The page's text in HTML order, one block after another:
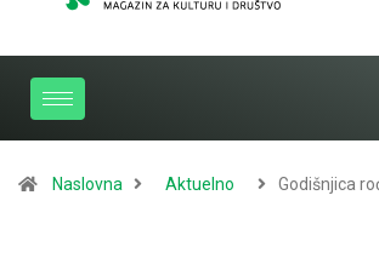
Naslovna Aktuelno Godišnjica